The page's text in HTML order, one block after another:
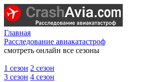
Главная
Расследование авиакатастроф
смотреть онлайн все сезоны
1 сезон 2 сезон
3 сезон 4 сезон